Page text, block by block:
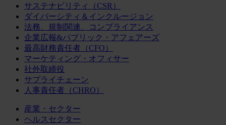
サステナビリティ（CSR）
ダイバーシティ＆インクルージョン
法務、規制関連、コンプライアンス
企業広報&パブリック・アフェアーズ
最高財務責任者（CFO）
マーケティング・オフィサー
社外取締役
サプライチェーン
人事責任者（CHRO）
産業・セクター
ヘルスセクター